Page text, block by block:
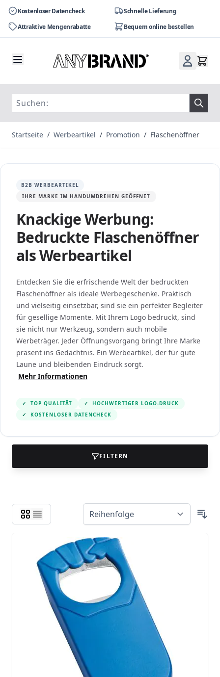
Kostenloser Datencheck
Schnelle Lieferung
Attraktive Mengenrabatte
Bequem online bestellen
Startseite / Werbeartikel / Promotion / Flaschenöffner
B2B WERBEARTIKEL
IHRE MARKE IM HANDUMDREHEN GEÖFFNET
Knackige Werbung:
Bedruckte Flaschenöffner
als Werbeartikel
Entdecken Sie die erfrischende Welt der bedruckten
Flaschenöffner als ideale Werbegeschenke. Praktisch
und vielseitig einsetzbar, sind sie ein perfekter Begleiter
für gesellige Momente. Mit Ihrem Logo bedruckt, sind
sie nicht nur Werkzeug, sondern auch mobile
Werbeträger. Jeder Öffnungsvorgang bringt Ihre Marke
präsent ins Gedächtnis. Ein Werbeartikel, der für gute
Laune und bleibenden Eindruck sorgt.
Mehr Informationen
✓ TOP QUALITÄT ✓
HOCHWERTIGER LOGO-DRUCK
✓
KOSTENLOSER DATENCHECK
FILTERN